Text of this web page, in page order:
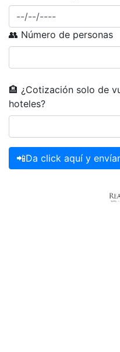
👥 Número de personas
🏨 ¿Cotización solo de
hoteles?
📲Da click aquí y